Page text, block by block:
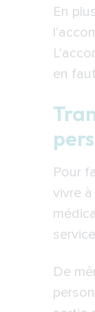
En
en
Pour
vivre
De